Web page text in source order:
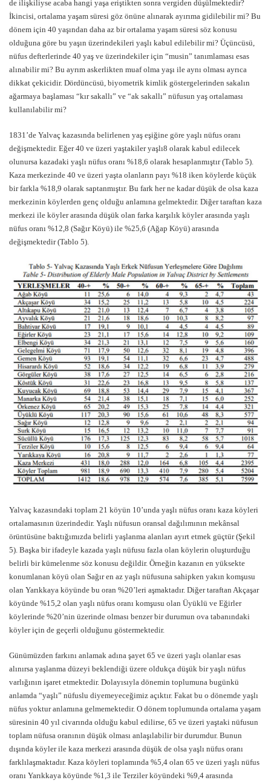
de ilişkiliyse acaba hangi yaşa eriştikten sonra vergiden düşülmektedir?
İkincisi, ortalama yaşam süresi göz önüne alınarak ayırıma gidilebilir mi? Bu
dönem için 40 yaşından daha az bir ortalama yaşam süresi söz konusu
olduğuna göre bu yaşın üzerindekileri yaşlı kabul edilebilir mi? Üçüncüsü,
nüfus defterlerinde 40 yaş ve üzerindekiler için “musin” tanımlaması esas
alınabilir mi? Bu ayrım askerlikten muaf olma yaşı ile aynı olması ayrıca
dikkat çekicidir. Dördüncüsü, biyometrik kimlik göstergelerinden sakalın
ağarmaya başlaması “kır sakallı” ve “ak sakallı” nüfusun yaş ortalaması
kullanılabilir mi?
1831’de Yalvaç kazasında belirlenen yaş eşiğine göre yaşlı nüfus oranı
değişmektedir. Eğer 40 ve üzeri yaştakiler yaşlı8 olarak kabul edilecek
olunursa kazadaki yaşlı nüfus oranı %18,6 olarak hesaplanmıştır (Tablo 5).
Kaza merkezinde 40 ve üzeri yaşta olanların payı %18 iken köylerde küçük
bir farkla %18,9 olarak saptanmıştır. Bu fark her ne kadar düşük de olsa kaza
merkezinin köylerden genç olduğu anlamına gelmektedir. Diğer taraftan kaza
merkezi ile köyler arasında düşük olan farka karşılık köyler arasında yaşlı
nüfus oranı %12,8 (Sağır Köyü) ile %25,6 (Ağap Köyü) arasında
değişmektedir (Tablo 5).
Yalvaç kazasındaki toplam 21 köyün 10’unda yaşlı nüfus oranı kaza köyleri
ortalamasının üzerindedir. Yaşlı nüfusun oransal dağılımının mekânsal
örüntüsüne baktığımızda belirli yaşlanma alanları ayırt etmek güçtür (Şekil
5). Başka bir ifadeyle kazada yaşlı nüfusu fazla olan köylerin oluşturduğu
belirli bir kümelenme söz konusu değildir. Örneğin kazanın en yüksekte
konumlanan köyü olan Sağır en az yaşlı nüfusuna sahipken yakın komşusu
olan Yarıkkaya köyünde bu oran %20’leri aşmaktadır. Diğer taraftan Akçaşar
köyünde %15,2 olan yaşlı nüfus oranı komşusu olan Üyüklü ve Eğirler
köylerinde %20’nin üzerinde olması benzer bir durumun ova tabanındaki
köyler için de geçerli olduğunu göstermektedir.
Günümüzden farkını anlamak adına şayet 65 ve üzeri yaşlı olanlar esas
alınırsa yaşlanma düzeyi beklendiği üzere oldukça düşük bir yaşlı nüfus
varlığının işaret etmektedir. Dolayısıyla dönemin toplumuna bugünkü
anlamda “yaşlı” nüfuslu diyemeyeceğimiz açıktır. Fakat bu o dönemde yaşlı
nüfus yoktur anlamına gelmemektedir. O dönem toplumunda ortalama yaşam
süresinin 40 yıl civarında olduğu kabul edilirse, 65 ve üzeri yaştaki nüfusun
toplam nüfusa oranının düşük olması anlaşılabilir bir durumdur. Bunun
dışında köyler ile kaza merkezi arasında düşük de olsa yaşlı nüfus oranı
farklılaşmaktadır. Kaza köyleri toplamında %5,4 olan 65 ve üzeri yaşlı nüfus
oranı Yarıkkaya köyünde %1,3 ile Terziler köyündeki %9,4 arasında